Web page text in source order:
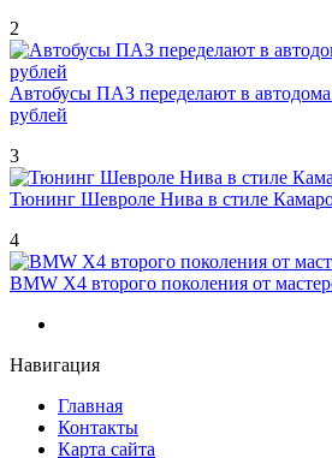
2
Автобусы ПАЗ переделают в
рублей
3
Тюнинг Шевроле Нива в стиле
4
BMW X4 второго поколения от
Навигация
Главная
Контакты
Карта сайта